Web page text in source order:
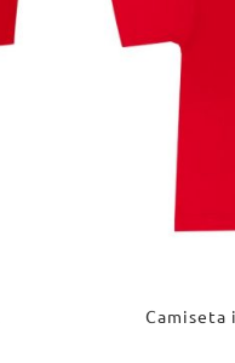
Camiseta